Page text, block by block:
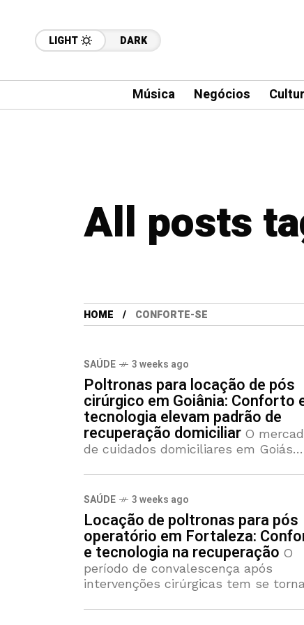
LIGHT DARK
Música Negócios
All posts
HOME CONFORTE-SE
SAÚDE 3 weeks ago
Poltronas para locação de pós
cirúrgico em Goiânia: Conforto
tecnologia elevam padrão de
recuperação domiciliar O
de cuidados domiciliares em Goiás
com a introdução de soluções que
unem engenharia ergonômica e
acolhimento humano. O período de
convalescença, especialmente após
intervenções
SAÚDE 3 weeks ago
Locação de poltronas para pós
operatório em Fortaleza:
e tecnologia na recuperação O
período de convalescença após
intervenções cirúrgicas tem se
e pacientes que buscam otimizar os